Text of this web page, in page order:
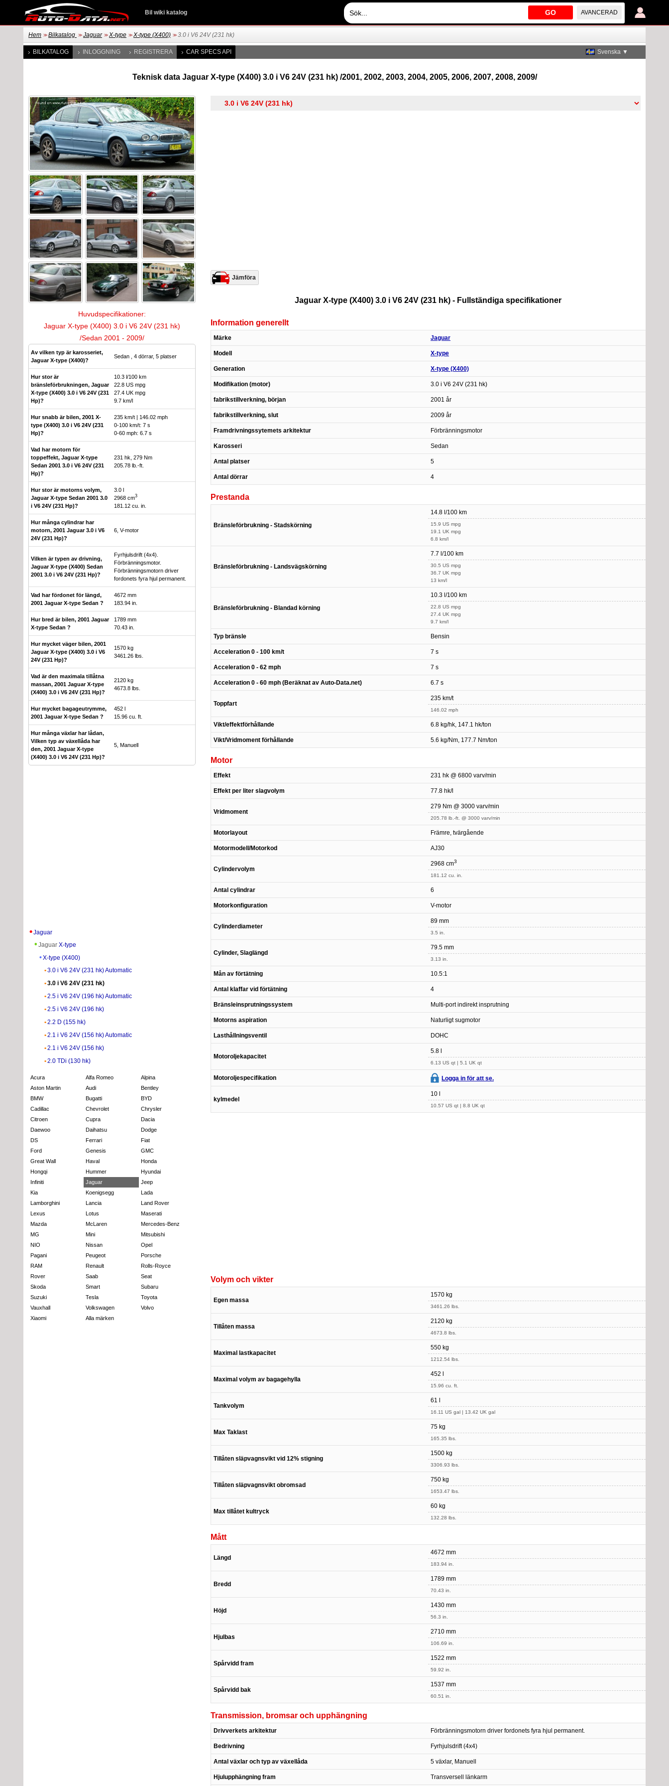
GO AVANCERAD
Bil wiki katalog
Hem >> Bilkatalog >> Jaguar >> X-type >> X-type (X400) >> 3.0 i V6 24V (231 hk)
BILKATALOG INLOGGNING REGISTRERA CAR SPECS API Svenska ▼
Teknisk data Jaguar X-type (X400) 3.0 i V6 24V (231 hk) /2001, 2002, 2003, 2004, 2005, 2006, 2007, 2008, 2009/
Huvudspecifikationer:
Jaguar X-type (X400) 3.0 i V6 24V (231 hk)
/Sedan 2001 - 2009/
Av vilken typ är karosseriet,
Jaguar X-type (X400)?
Sedan , 4 dörrar, 5 platser
Hur stor är
bränsleförbrukningen, Jaguar
X-type (X400) 3.0 i V6 24V (231
Hp)?
10.3 l/100 km
22.8 US mpg
27.4 UK mpg
9.7 km/l
Hur snabb är bilen, 2001 X-
type (X400) 3.0 i V6 24V (231
Hp)?
235 km/t | 146.02 mph
0-100 km/t: 7 s
0-60 mph: 6.7 s
Vad har motorn för
toppeffekt, Jaguar X-type
Sedan 2001 3.0 i V6 24V (231
Hp)?
231 hk, 279 Nm
205.78 lb.-ft.
Hur stor är motorns volym,
Jaguar X-type Sedan 2001 3.0
i V6 24V (231 Hp)?
3.0 l
2968 cm3
181.12 cu. in.
Hur många cylindrar har
motorn, 2001 Jaguar 3.0 i V6
24V (231 Hp)?
6, V-motor
Vilken är typen av drivning,
Jaguar X-type (X400) Sedan
2001 3.0 i V6 24V (231 Hp)?
Fyrhjulsdrift (4x4).
Förbränningsmotor.
Förbränningsmotorn driver
fordonets fyra hjul permanent.
Vad har fördonet för längd,
2001 Jaguar X-type Sedan ?
4672 mm
183.94 in.
Hur bred är bilen, 2001 Jaguar
X-type Sedan ?
1789 mm
70.43 in.
Hur mycket väger bilen, 2001
Jaguar X-type (X400) 3.0 i V6
24V (231 Hp)?
1570 kg
3461.26 lbs.
Vad är den maximala tillåtna
massan, 2001 Jaguar X-type
(X400) 3.0 i V6 24V (231 Hp)?
2120 kg
4673.8 lbs.
Hur mycket bagageutrymme,
2001 Jaguar X-type Sedan ?
452 l
15.96 cu. ft.
Hur många växlar har lådan,
Vilken typ av växellåda har
den, 2001 Jaguar X-type
(X400) 3.0 i V6 24V (231 Hp)?
5, Manuell
Jaguar
Jaguar X-type
X-type (X400)
3.0 i V6 24V (231 hk) Automatic
3.0 i V6 24V (231 hk)
2.5 i V6 24V (196 hk) Automatic
2.5 i V6 24V (196 hk)
2.2 D (155 hk)
2.1 i V6 24V (156 hk) Automatic
2.1 i V6 24V (156 hk)
2.0 TDi (130 hk)
Acura Alfa Romeo
Alpina
Aston Martin
Audi
Bentley
BMW
Bugatti
BYD
Cadillac
Chevrolet
Chrysler
Citroen
Cupra
Dacia
Daewoo
Daihatsu
Dodge
DS
Ferrari
Fiat
Ford
Genesis
GMC
Great Wall
Haval
Honda
Hongqi
Hummer
Hyundai
Infiniti
Jaguar
Jeep
Kia
Koenigsegg
Lada
Lamborghini
Lancia
Land Rover
Lexus
Lotus
Maserati
Mazda
McLaren
Mercedes-Benz
MG
Mini
Mitsubishi
NIO
Nissan
Opel
Pagani
Peugeot
Porsche
RAM
Renault
Rolls-Royce
Rover
Saab
Seat
Skoda
Smart
Subaru
Suzuki
Tesla
Toyota
Vauxhall
Volkswagen
Volvo
Xiaomi
Alla märken
Jämföra
Jaguar X-type (X400) 3.0 i V6 24V (231 hk) - Fullständiga specifikationer
Information generellt
Märke Jaguar
Modell X-type
Generation X-type (X400)
Modifikation (motor) 3.0 i V6 24V (231 hk)
fabrikstillverkning, början 2001 år
fabrikstillverkning, slut 2009 år
Framdrivningssytemets arkitektur Förbränningsmotor
Karosseri Sedan
Antal platser 5
Antal dörrar 4
Prestanda
Bränsleförbrukning - Stadskörning
14.8 l/100 km
15.9 US mpg
19.1 UK mpg
6.8 km/l
Bränsleförbrukning - Landsvägskörning
7.7 l/100 km
30.5 US mpg
36.7 UK mpg
13 km/l
Bränsleförbrukning - Blandad körning
10.3 l/100 km
22.8 US mpg
27.4 UK mpg
9.7 km/l
Typ bränsle Bensin
Acceleration 0 - 100 km/t 7 s
Acceleration 0 - 62 mph 7 s
Acceleration 0 - 60 mph (Beräknat av Auto-Data.net) 6.7 s
Toppfart
235 km/t
146.02 mph
Vikt/effektförhållande 6.8 kg/hk, 147.1 hk/ton
Vikt/Vridmoment förhållande 5.6 kg/Nm, 177.7 Nm/ton
Motor
Effekt 231 hk @ 6800 varv/min
Effekt per liter slagvolym 77.8 hk/l
Vridmoment
279 Nm @ 3000 varv/min
205.78 lb.-ft. @ 3000 varv/min
Motorlayout Främre, tvärgående
Motormodell/Motorkod AJ30
Cylindervolym
2968 cm3
181.12 cu. in.
Antal cylindrar 6
Motorkonfiguration V-motor
Cylinderdiameter
89 mm
3.5 in.
Cylinder, Slaglängd
79.5 mm
3.13 in.
Mån av förtätning 10.5:1
Antal klaffar vid förtätning 4
Bränsleinsprutningssystem Multi-port indirekt insprutning
Motorns aspiration Naturligt sugmotor
Lasthållningsventil DOHC
Motoroljekapacitet
5.8 l
6.13 US qt | 5.1 UK qt
Motoroljespecifikation Logga in för att se.
kylmedel
10 l
10.57 US qt | 8.8 UK qt
Volym och vikter
Egen massa
1570 kg
3461.26 lbs.
Tillåten massa
2120 kg
4673.8 lbs.
Maximal lastkapacitet
550 kg
1212.54 lbs.
Maximal volym av bagagehylla
452 l
15.96 cu. ft.
Tankvolym
61 l
16.11 US gal | 13.42 UK gal
Max Taklast
75 kg
165.35 lbs.
Tillåten släpvagnsvikt vid 12% stigning
1500 kg
3306.93 lbs.
Tillåten släpvagnsvikt obromsad
750 kg
1653.47 lbs.
Max tillåtet kultryck
60 kg
132.28 lbs.
Mått
Längd
4672 mm
183.94 in.
Bredd
1789 mm
70.43 in.
Höjd
1430 mm
56.3 in.
Hjulbas
2710 mm
106.69 in.
Spårvidd fram
1522 mm
59.92 in.
Spårvidd bak
1537 mm
60.51 in.
Transmission, bromsar och upphängning
Drivverkets arkitektur Förbränningsmotorn driver fordonets fyra hjul permanent.
Bedrivning Fyrhjulsdrift (4x4)
Antal växlar och typ av växellåda 5 växlar, Manuell
Hjulupphängning fram Transversell länkarm